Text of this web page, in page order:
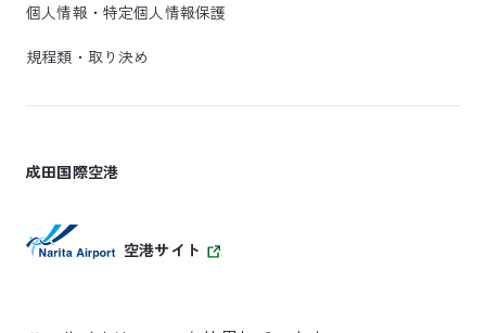
個人情報・特定個人情報保護
規程類・取り決め
成田国際空港
空港サイト